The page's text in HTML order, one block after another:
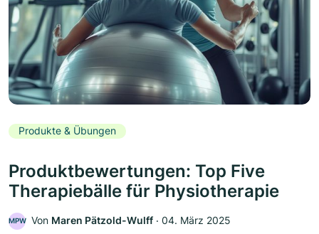
Produkte & Übungen
Produktbewertungen: Top Five
Therapiebälle für Physiotherapie
MPW Von Maren Pätzold-Wulff ‧ 04. März 2025